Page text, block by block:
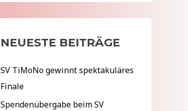
n
a
c
h
NEUESTE BEITRÄGE
SV TiMoNo gewinnt spektakuläres
Finale
Spendenübergabe beim SV